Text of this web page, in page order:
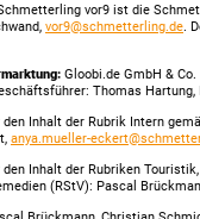
vor9 ist die
vor9@schmetterling.de.
Gloobi.de GmbH &
Thomas
den Inhalt der Rubrik Intern
anya.mueller-
den Inhalt der Rubriken
(RStV): Pascal